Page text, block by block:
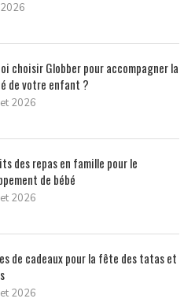
choisir Globber pour accompagner la
de votre enfant ?
2026
des repas en famille pour le
de bébé
2026
de cadeaux pour la fête des tatas et
2026